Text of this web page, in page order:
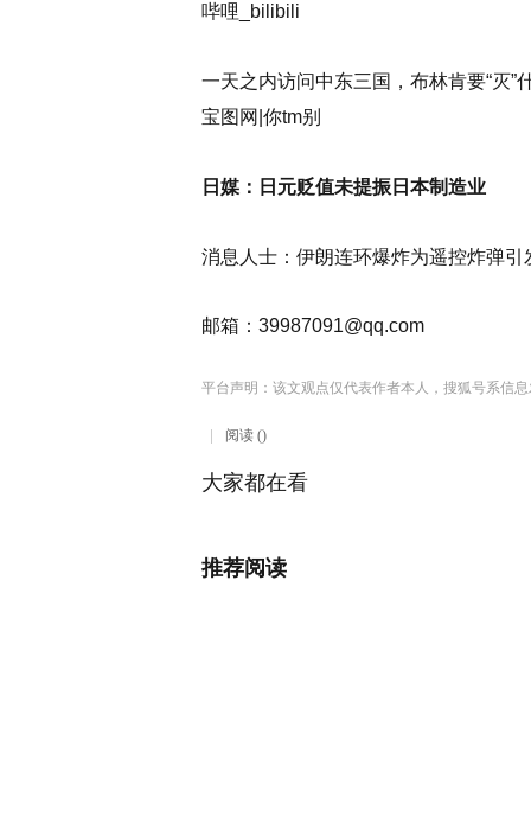
哔哩_bilibili
一天之内访问中东三国，布林肯要“灭”
宝图网|你tm别
日媒：日元贬值未提振日本制造业
消息人士：伊朗连环爆炸为遥控炸弹
邮箱： 39987091@qq.com
平台声明：该文观点仅代表作者本人，搜狐号系信
阅读 ()
大家都在看
推荐阅读